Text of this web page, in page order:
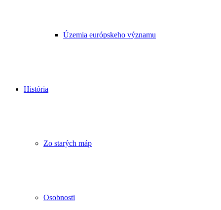
Územia európskeho významu
História
Zo starých máp
Osobnosti